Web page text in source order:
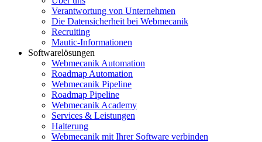
Verantwortung von Unternehmen
Die Datensicherheit bei Webmecanik
Recruiting
Mautic-Informationen
Softwarelösungen
Webmecanik Automation
Roadmap Automation
Webmecanik Pipeline
Roadmap Pipeline
Webmecanik Academy
Services & Leistungen
Halterung
Webmecanik mit Ihrer Software verbinden